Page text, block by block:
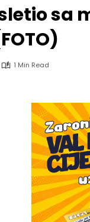
sa
1 Min Read